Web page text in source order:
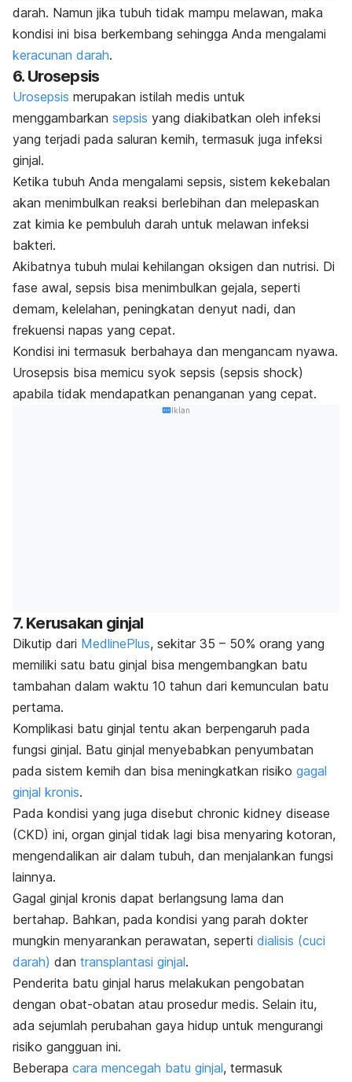
darah. Namun jika tubuh tidak mampu melawan, maka
kondisi ini bisa berkembang sehingga Anda mengalami
keracunan darah.
6. Urosepsis
Urosepsis merupakan istilah medis untuk
menggambarkan sepsis yang diakibatkan oleh infeksi
yang terjadi pada saluran kemih, termasuk juga infeksi
ginjal.
Ketika tubuh Anda mengalami sepsis, sistem kekebalan
akan menimbulkan reaksi berlebihan dan melepaskan
zat kimia ke pembuluh darah untuk melawan infeksi
bakteri.
Akibatnya tubuh mulai kehilangan oksigen dan nutrisi. Di
fase awal, sepsis bisa menimbulkan gejala, seperti
demam, kelelahan, peningkatan denyut nadi, dan
frekuensi napas yang cepat.
Kondisi ini termasuk berbahaya dan mengancam nyawa.
Urosepsis bisa memicu syok sepsis (sepsis shock)
apabila tidak mendapatkan penanganan yang cepat.
Iklan
7. Kerusakan ginjal
Dikutip dari MedlinePlus, sekitar 35 – 50% orang yang
memiliki satu batu ginjal bisa mengembangkan batu
tambahan dalam waktu 10 tahun dari kemunculan batu
pertama.
Komplikasi batu ginjal tentu akan berpengaruh pada
fungsi ginjal. Batu ginjal menyebabkan penyumbatan
pada sistem kemih dan bisa meningkatkan risiko gagal
ginjal kronis.
Pada kondisi yang juga disebut chronic kidney disease
(CKD) ini, organ ginjal tidak lagi bisa menyaring kotoran,
mengendalikan air dalam tubuh, dan menjalankan fungsi
lainnya.
Gagal ginjal kronis dapat berlangsung lama dan
bertahap. Bahkan, pada kondisi yang parah dokter
mungkin menyarankan perawatan, seperti dialisis (cuci
darah) dan transplantasi ginjal.
Penderita batu ginjal harus melakukan pengobatan
dengan obat-obatan atau prosedur medis. Selain itu,
ada sejumlah perubahan gaya hidup untuk mengurangi
risiko gangguan ini.
Beberapa cara mencegah batu ginjal, termasuk